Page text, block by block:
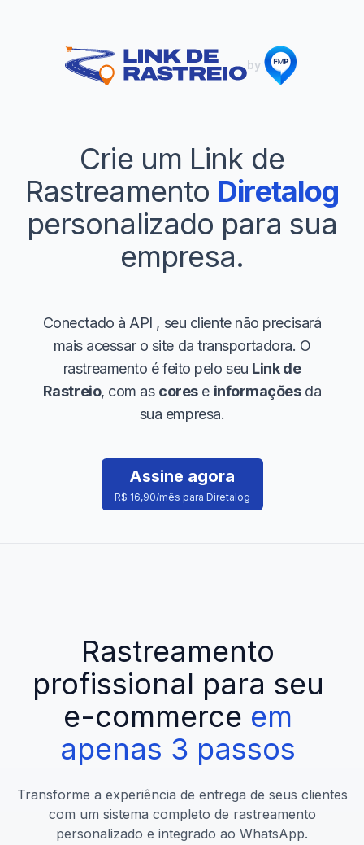
by
Crie um Link de
Rastreamento Diretalog
personalizado para sua
empresa.
Conectado à API , seu cliente não precisará
mais acessar o site da transportadora. O
rastreamento é feito pelo seu Link de
Rastreio, com as corese informaçõesda
sua empresa.
Assine agora
R$ 16,90/mês para Diretalog
Rastreamento
profissional para seu
e-commerce em
apenas 3 passos
Transforme a experiência de entrega de seus clientes
com um sistema completo de rastreamento
personalizado e integrado ao WhatsApp.